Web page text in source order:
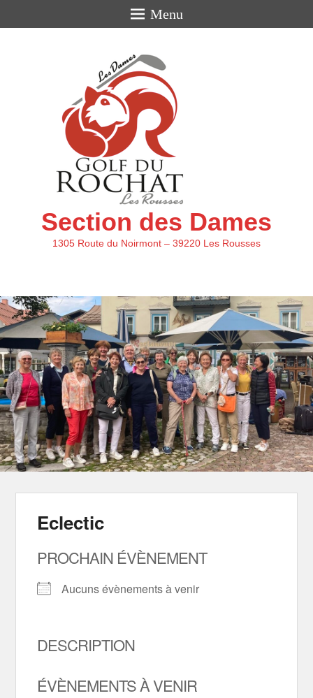
Menu
Section des Dames
1305 Route du Noirmont – 39220 Les Rousses
Eclectic
PROCHAIN ÉVÈNEMENT
Aucuns évènements à venir
DESCRIPTION
ÉVÈNEMENTS À VENIR